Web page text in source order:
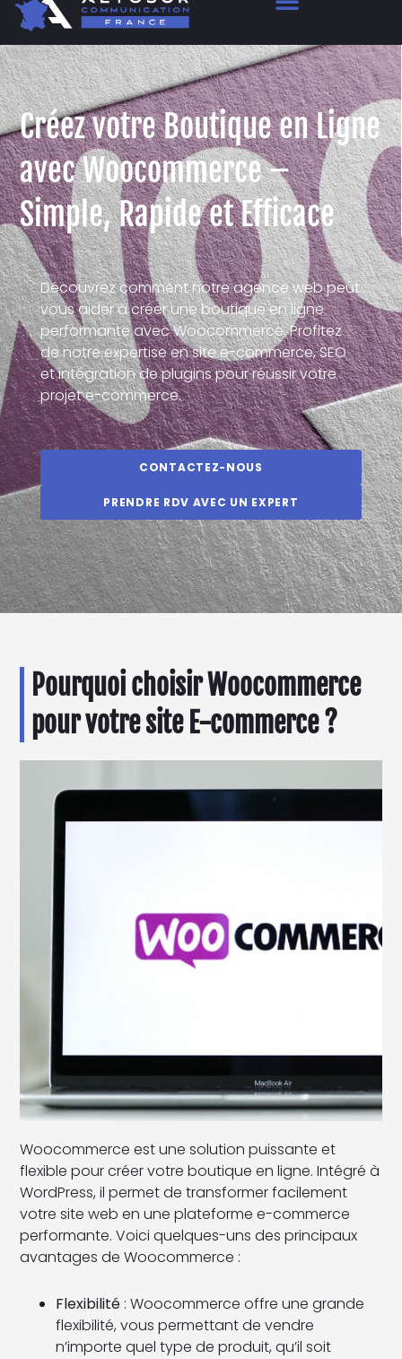
Créez votre Boutique en Ligne
avec Woocommerce –
Simple, Rapide et Efficace
Découvrez comment notre agence web peut
vous aider à créer une boutique en ligne
performante avec Woocommerce. Profitez
de notre expertise en site e-commerce, SEO
et intégration de plugins pour réussir votre
projet e-commerce.
CONTACTEZ-NOUS
PRENDRE RDV AVEC UN EXPERT
Pourquoi choisir Woocommerce
pour votre site E-commerce ?
Woocommerce est une solution puissante et
flexible pour créer votre boutique en ligne. Intégré à
WordPress, il permet de transformer facilement
votre site web en une plateforme e-commerce
performante. Voici quelques-uns des principaux
avantages de Woocommerce :
Flexibilité : Woocommerce offre une grande
flexibilité, vous permettant de vendre
n’importe quel type de produit, qu’il soit